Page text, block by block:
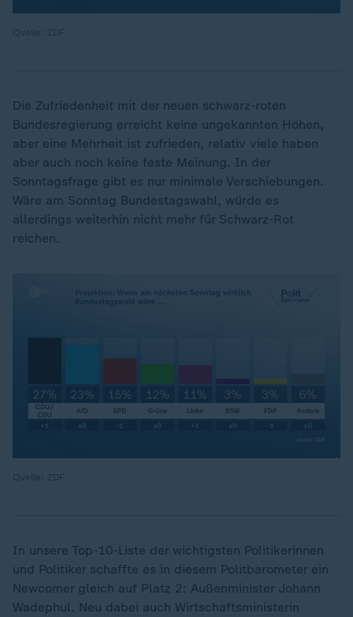
Die Zufriedenheit mit der neuen schwarz-roten
Bundesregierung erreicht keine ungekannten Höhen,
aber eine Mehrheit ist zufrieden, relativ viele haben
aber auch noch keine feste Meinung. In der
Sonntagsfrage gibt es nur minimale Verschiebungen.
Wäre am Sonntag Bundestagswahl, würde es
allerdings weiterhin nicht mehr für Schwarz-Rot
reichen.
In unsere Top-10-Liste der wichtigsten Politikerinnen
und Politiker schaffte es in diesem Politbarometer ein
Newcomer gleich auf Platz 2: Außenminister Johann
Wadephul. Neu dabei auch Wirtschaftsministerin